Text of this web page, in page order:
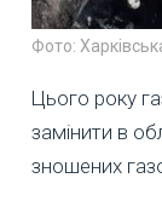
Фото:
Цього року
замінити в
зношених